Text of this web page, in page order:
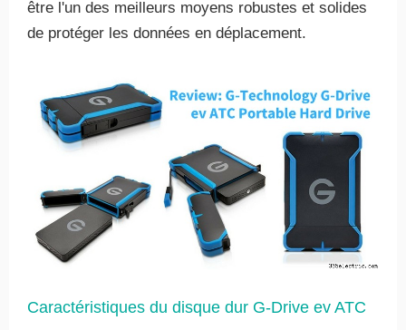
être l'un des meilleurs moyens robustes et solides
de protéger les données en déplacement.
Caractéristiques du disque dur G-Drive ev ATC